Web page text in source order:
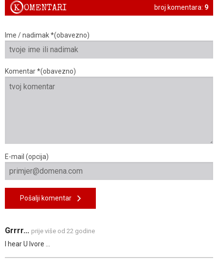
broj komentara: 9
KOMENTARI
Ime / nadimak *(obavezno)
Komentar *(obavezno)
E-mail (opcija)
Pošalji komentar
Grrrr... prije više od 22 godine
I hear U Ivore ...